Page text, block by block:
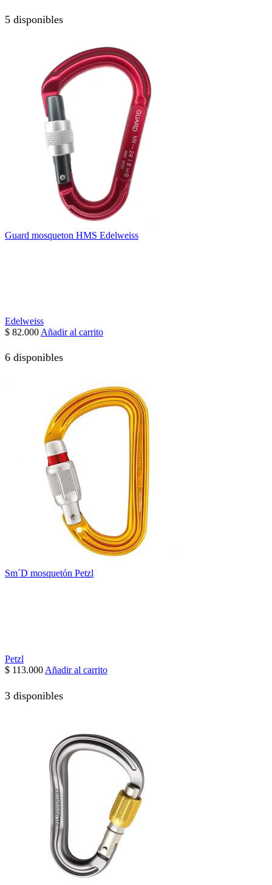
5 disponibles
Guard mosqueton HMS Edelweiss
Edelweiss
$ 82.000 Añadir al carrito
6 disponibles
Sm´D mosquetón Petzl
Petzl
$ 113.000 Añadir al carrito
3 disponibles